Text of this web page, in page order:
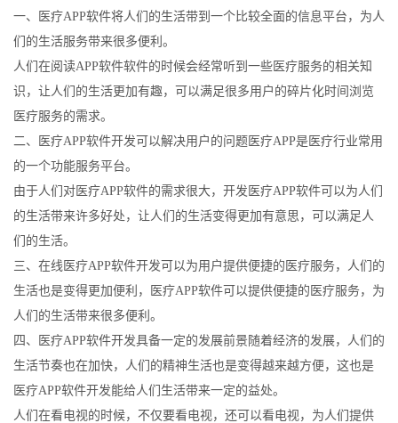
一、医疗APP软件将人们的生活带到一个比较全面的信息平台，为人
们的生活服务带来很多便利。
人们在阅读APP软件软件的时候会经常听到一些医疗服务的相关知
识，让人们的生活更加有趣，可以满足很多用户的碎片化时间浏览
医疗服务的需求。
二、医疗APP软件开发可以解决用户的问题医疗APP是医疗行业常用
的一个功能服务平台。
由于人们对医疗APP软件的需求很大，开发医疗APP软件可以为人们
的生活带来许多好处，让人们的生活变得更加有意思，可以满足人
们的生活。
三、在线医疗APP软件开发可以为用户提供便捷的医疗服务，人们的
生活也是变得更加便利，医疗APP软件可以提供便捷的医疗服务，为
人们的生活带来很多便利。
四、医疗APP软件开发具备一定的发展前景随着经济的发展，人们的
生活节奏也在加快，人们的精神生活也是变得越来越方便，这也是
医疗APP软件开发能给人们生活带来一定的益处。
人们在看电视的时候，不仅要看电视，还可以看电视，为人们提供